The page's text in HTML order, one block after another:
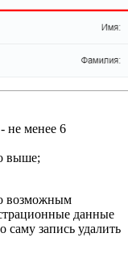
не менее 6
выше;
возможным
данные
саму запись удалить